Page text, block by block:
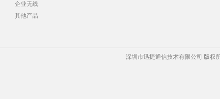
企业无线
其他产品
深圳市迅捷通信技术有限公司 版权